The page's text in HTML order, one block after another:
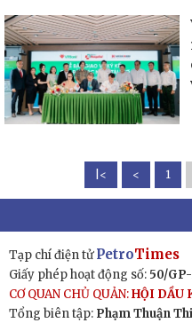
|< < 1
Tạp chí điện tửPetroTimes
Giấy phép hoạt động số: 50/
CƠ QUAN CHỦ QUẢN:HỘI DẦU
Tổng biên tập: Phạm Thuận